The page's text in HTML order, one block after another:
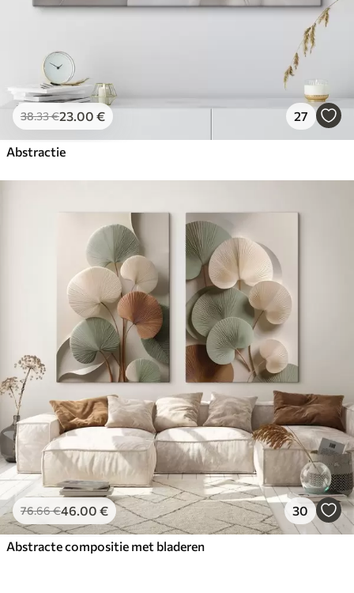
38.33€23.00 € 27
Abstractie
76.66€46.00 € 30
Abstracte compositie met bladeren